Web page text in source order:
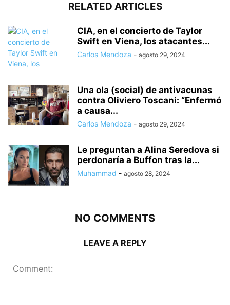
RELATED ARTICLES
CIA, en el concierto de Taylor
Swift en Viena, los atacantes...
Carlos Mendoza - agosto 29, 2024
Una ola (social) de antivacunas
contra Oliviero Toscani: “Enfermó
a causa...
Carlos Mendoza - agosto 29, 2024
Le preguntan a Alina Seredova si
perdonaría a Buffon tras la...
Muhammad - agosto 28, 2024
NO COMMENTS
LEAVE A REPLY